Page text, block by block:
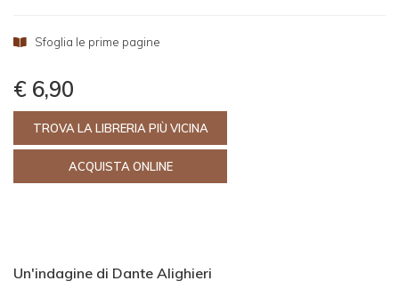
Sfoglia le prime pagine
€ 6,90
TROVA LA LIBRERIA PIÙ VICINA
ACQUISTA ONLINE
Un'indagine di Dante Alighieri